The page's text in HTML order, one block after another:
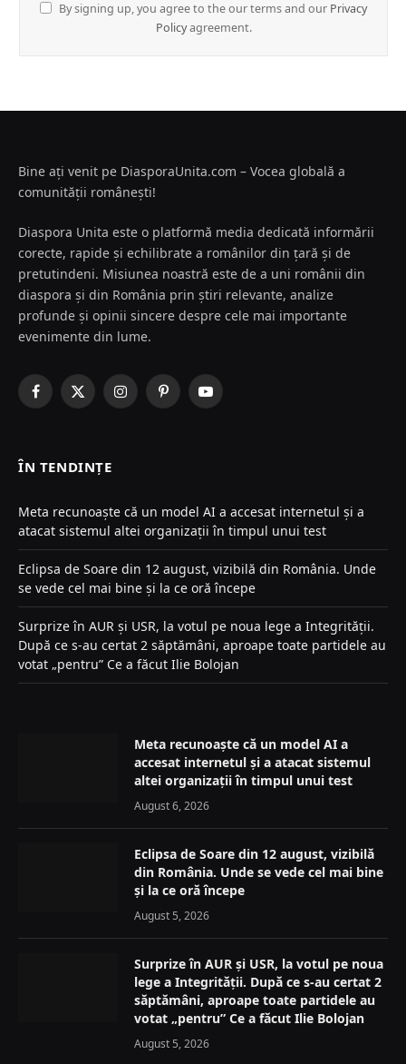
By signing up, you agree to the our terms and our Privacy
Policyagreement.
Bine ați venit pe DiasporaUnita.com – Vocea globală a
comunității românești!
Diaspora Unita este o platformă media dedicată informării
corecte, rapide și echilibrate a românilor din țară și de
pretutindeni. Misiunea noastră este de a uni românii din
diaspora și din România prin știri relevante, analize
profunde și opinii sincere despre cele mai importante
evenimente din lume.
Facebook
X
InstagramPinterestYouTube
ÎN TENDINȚE
Meta recunoaște că un model AI a accesat internetul și a
atacat sistemul altei organizații în timpul unui test
Eclipsa de Soare din 12 august, vizibilă din România. Unde
se vede cel mai bine și la ce oră începe
Surprize în AUR și USR, la votul pe noua lege a Integrității.
După ce s-au certat 2 săptămâni, aproape toate partidele au
votat „pentru” Ce a făcut Ilie Bolojan
Meta recunoaște că un model AI a
accesat internetul și a atacat sistemul
altei organizații în timpul unui test
August 6, 2026
Eclipsa de Soare din 12 august, vizibilă
din România. Unde se vede cel mai bine
și la ce oră începe
August 5, 2026
Surprize în AUR și USR, la votul pe noua
lege a Integrității. După ce s-au certat 2
săptămâni, aproape toate partidele au
votat „pentru” Ce a făcut Ilie Bolojan
August 5, 2026